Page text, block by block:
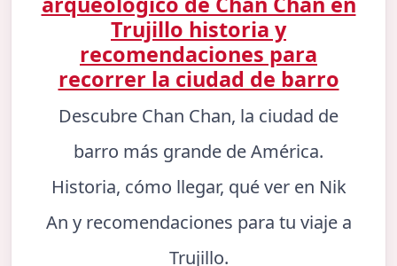
Trujillo historia y
recomendaciones para
recorrer la ciudad de barro
Descubre Chan Chan, la ciudad de
barro más grande de América.
Historia, cómo llegar, qué ver en Nik
An y recomendaciones para tu viaje a
Trujillo.